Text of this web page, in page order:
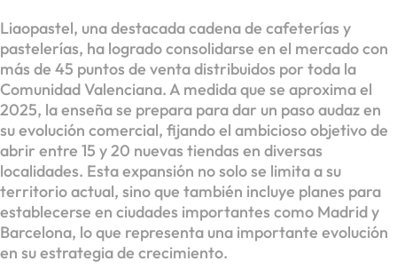
Liaopastel, una destacada cadena de cafeterías y
pastelerías, ha logrado consolidarse en el mercado con
más de 45 puntos de venta distribuidos por toda la
Comunidad Valenciana. A medida que se aproxima el
2025, la enseña se prepara para dar un paso audaz en
su evolución comercial, fijando el ambicioso objetivo de
abrir entre 15 y 20 nuevas tiendas en diversas
localidades. Esta expansión no solo se limita a su
territorio actual, sino que también incluye planes para
establecerse en ciudades importantes como Madrid y
Barcelona, lo que representa una importante evolución
en su estrategia de crecimiento.